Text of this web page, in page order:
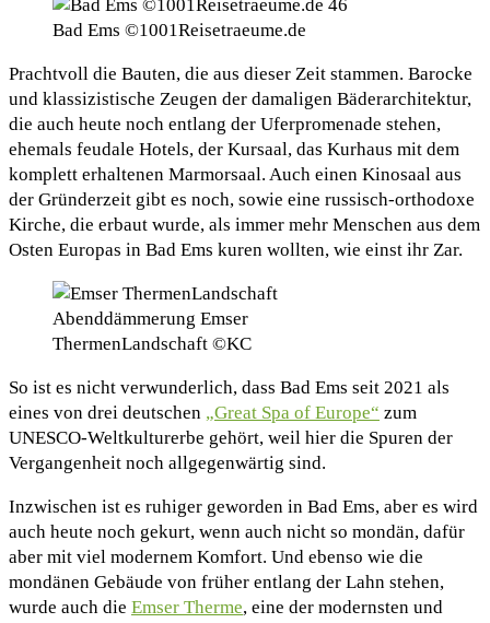
Bad Ems ©1001Reisetraeume.de
Prachtvoll die Bauten, die aus dieser Zeit stammen. Barocke
und klassizistische Zeugen der damaligen Bäderarchitektur,
die auch heute noch entlang der Uferpromenade stehen,
ehemals feudale Hotels, der Kursaal, das Kurhaus mit dem
komplett erhaltenen Marmorsaal. Auch einen Kinosaal aus
der Gründerzeit gibt es noch, sowie eine russisch-orthodoxe
Kirche, die erbaut wurde, als immer mehr Menschen aus dem
Osten Europas in Bad Ems kuren wollten, wie einst ihr Zar.
Abenddämmerung Emser
ThermenLandschaft ©KC
So ist es nicht verwunderlich, dass Bad Ems seit 2021 als
eines von drei deutschen „Great Spa of Europe“ zum
UNESCO-Weltkulturerbe gehört, weil hier die Spuren der
Vergangenheit noch allgegenwärtig sind.
Inzwischen ist es ruhiger geworden in Bad Ems, aber es wird
auch heute noch gekurt, wenn auch nicht so mondän, dafür
aber mit viel modernem Komfort. Und ebenso wie die
mondänen Gebäude von früher entlang der Lahn stehen,
wurde auch die Emser Therme, eine der modernsten und